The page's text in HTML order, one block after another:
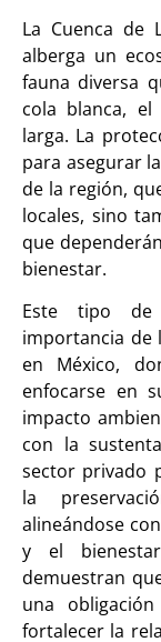
La Cuenca de
alberga un
fauna diversa
cola blanca,
larga. La
para asegurar
de la región,
locales, sino
que
bienestar.
Este tipo de
importancia de
en México,
enfocarse en
impacto
con la
sector privado
la
alineándose
y el
demuestran
una
fortalecer la